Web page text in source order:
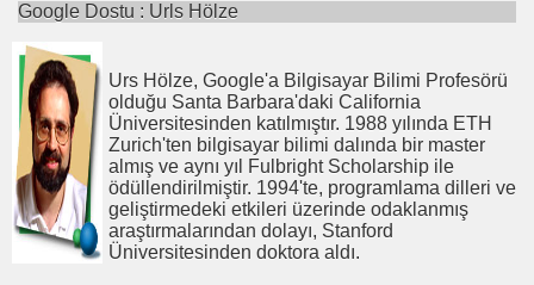
birleşik satışlar ve pazarlama müdürlüğünü ve
Armstrong, Ekonomi ve Sosyoloji dallarında,
Connecticut Kolejinden mezundur. Kendini
koşmaya adamış bir maratoncudur ve uykuyu
küçük kestirmelerle, gıda ihtiyaçlarını ise protein
barları ile sağlar.
Google Dostu : Urls Hölze
Urs Hölze, Google'a Bilgisayar Bilimi Profesörü
olduğu Santa Barbara'daki California
Üniversitesinden katılmıştır. 1988 yılında ETH
Zurich'ten bilgisayar bilimi dalında bir master
almış ve aynı yıl Fulbright Scholarship ile
ödüllendirilmiştir. 1994'te, programlama dilleri ve
geliştirmedeki etkileri üzerinde odaklanmış
araştırmalarından dolayı, Stanford
Üniversitesinden doktora aldı.